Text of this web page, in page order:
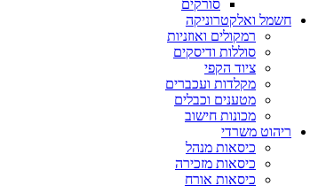
סורקים
חשמל ואלקטרוניקה
רמקולים ואוזניות
סוללות ודיסקים
ציוד הקפי
מקלדות ועכברים
מטענים וכבלים
מכונות חישוב
ריהוט משרדי
כיסאות מנהל
כיסאות מזכירה
כיסאות אורח